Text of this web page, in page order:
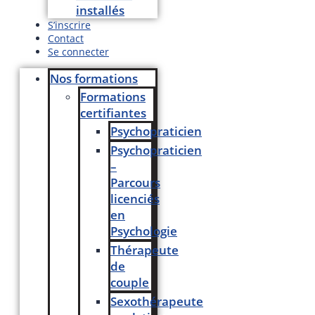
installés
S’inscrire
Contact
Se connecter
Nos formations
Formations
certifiantes
Psychopraticien
Psychopraticien
–
Parcours
licenciés
en
Psychologie
Thérapeute
de
couple
Sexothérapeute